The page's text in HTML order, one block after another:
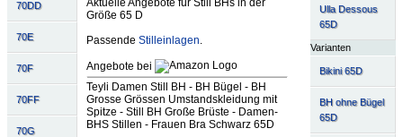
70DD
70E
70F
70FF
70G
Ulla Dessous
65D
Varianten
Bikini 65D
BH ohne Bügel
65D
Aktuelle Angebote für Still BHs in der
Größe 65 D
Passende Stilleinlagen.
Angebote bei
Teyli Damen Still BH - BH Bügel - BH
Grosse Grössen Umstandskleidung mit
Spitze - Still BH Große Brüste - Damen-
BHS Stillen - Frauen Bra Schwarz 65D